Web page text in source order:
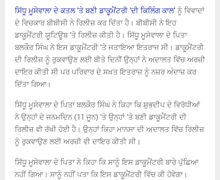
ਸਿੱਧੂ ਮੂਸੇਵਾਲਾ ਦੇ ਕਤਲ ‘ਤੇ ਬਣੀ ਡਾਕੂਮੈਂਟਰੀ ‘ਦੀ ਕਿਲਿੰਗ ਕਾਲ’ ਨੂੰ ਵਿਵਾਦਾਂ
ਦੇ ਵਿਚਕਾਰ ਬੀਬੀਸੀ ਨੇ ਰਿਲੀਜ਼ ਕਰ ਦਿੱਤਾ ਹੈ। ਬੀਬੀਸੀ ਨੇ ਇਹ
ਡਾਕੂਮੈਂਟਰੀ ਯੂਟਿਊਬ ‘ਤੇ ਰਿਲੀਜ਼ ਕੀਤੀ ਹੈ। ਸਿੱਧੂ ਮੂਸੇਵਾਲਾ ਦੇ ਪਿਤਾ
ਬਲਕੌਰ ਸਿੰਘ ਨੇ ਇਸ ਡਾਕੂਮੈਂਟਰੀ ‘ਤੇ ਜਤਾਇਆ ਇਤਰਾਜ ਸੀ। ਡਾਕੂਮੈਂਟਰੀ
ਦੀ ਰਿਲੀਜ਼ ਨੂੰ ਰੁਕਵਾਉਣ ਲਈ ਬੀਤੇ ਦਿਨੀਂ ਉਨ੍ਹਾਂ ਨੇ ਅਦਾਲਤ ਵਿੱਚ ਅਰਜ਼ੀ
ਦਾਇਰ ਕੀਤੀ ਸੀ ਪਰ ਪਰਿਵਾਰ ਦੇ ਸਖ਼ਤ ਇਤਰਾਜ਼ ਨੂੰ ਨਜ਼ਰ ਅੰਦਾਜ਼ ਕਰ
ਦਿੱਤਾ ਗਿਆ।
ਸਿੱਧੂ ਮੂਸੇਵਾਲਾ ਦੇ ਪਿਤਾ ਬਲਕੌਰ ਸਿੰਘ ਨੇ ਕਿਹਾ ਕਿ ਸ਼ੁਭਦੀਪ ਦੇ ਵਿਰੋਧੀਆਂ
ਨੇ ਉਨ੍ਹਾਂ ਦੇ ਜਨਮਦਿਨ (11 ਜੂਨ) ‘ਤੇ ਉਨ੍ਹਾਂ ‘ਤੇ ਬਣੀ ਡਾਕੂਮੈਂਟਰੀ ਦੀ
ਰਿਲੀਜ਼ ਵੀ ਰੱਖੀ ਹੋਈ ਹੈ। ਉਨ੍ਹਾਂ ਕਿਹਾ ਮਾਨਸਾ ਦੀ ਅਦਾਲਤ ਵਿੱਚ ਰਿਲੀਜ਼
ਨੂੰ ਰੁਕਵਾਉਣ ਲਈ ਅਰਜ਼ੀ ਵੀ ਦਾਇਰ ਕੀਤੀ ਸੀ।
ਸਿੱਧੂ ਮੂਸੇਵਾਲਾ ਦੇ ਪਿਤਾ ਨੇ ਕਿਹਾ ਕਿ ਸਾਨੂੰ ਇਸ ਡਾਕੂਮੈਂਟਰੀ ਬਾਰੇ ਪੁੱਛਿਆ
ਨਹੀਂ ਗਿਆ। ਸਾਨੂੰ ਨਹੀਂ ਪਤਾ ਕਿ ਇਸ ਡਾਕੂਮੈਂਟਰੀ ਵਿੱਚ ਕੀ ਹੋਵੇਗਾ।